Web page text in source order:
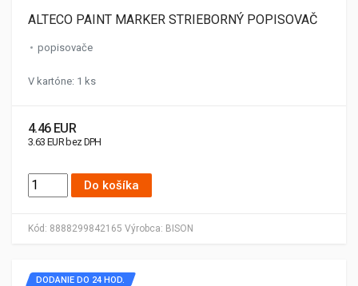
Kód: 8888299842165 Výrobca: BISON
ALTECO PAINT MARKER STRIEBORNÝ POPISOVAČ
popisovače
V kartóne: 1 ks
4.46 EUR
3.63 EUR bez DPH
Do košíka
DODANIE DO 24 HOD.